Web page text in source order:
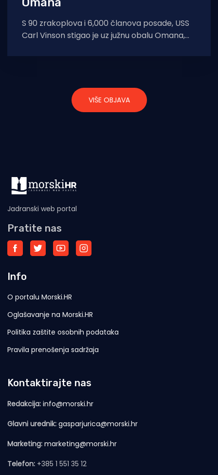
S 90 zrakoplova i 6,000 članova posade, USS
Carl Vinson stigao je uz južnu obalu Omana,
VIŠE OBJAVA
Jadranski web portal
Pratite nas
Info
O portalu Morski.HR
Oglašavanje na Morski.HR
Politika zaštite osobnih podataka
Pravila prenošenja sadržaja
Kontaktirajte nas
Redakcija: info@morski.hr
Glavni urednik: gasparjurica@morski.hr
Marketing: marketing@morski.hr
Telefon: +385 1 551 35 12